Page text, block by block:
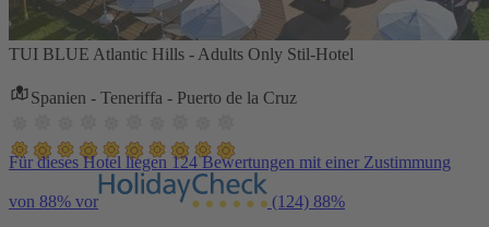
TUI BLUE Atlantic Hills - Adults Only Stil-Hotel
Spanien - Teneriffa - Puerto de la Cruz
Für dieses Hotel liegen 124 Bewertungen mit einer Zustimmung
von 88% vor (124) 88%